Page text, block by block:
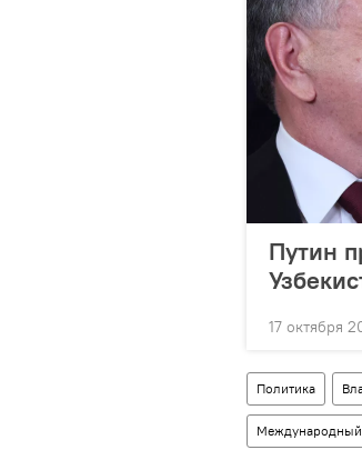
Путин
17 октября
Политика
Международный